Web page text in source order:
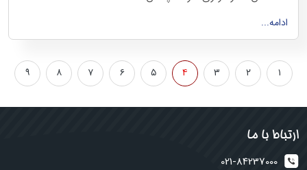
ادامه...
۱ ۲ ۳ ۴ ۵ ۶ ۷ ۸ ۹
ارتباط با ما
021-84237000